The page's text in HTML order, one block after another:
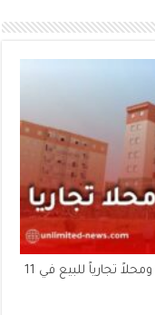
صندوق التوفير والاحتياط يطرح 2490 سكناً ومحلاً تجارياً للبيع في 11